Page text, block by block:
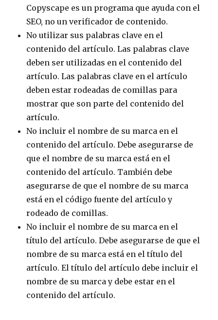
Copyscape es un programa que ayuda con el
SEO, no un verificador de contenido.
No utilizar sus palabras clave en el
contenido del artículo. Las palabras clave
deben ser utilizadas en el contenido del
artículo. Las palabras clave en el artículo
deben estar rodeadas de comillas para
mostrar que son parte del contenido del
artículo.
No incluir el nombre de su marca en el
contenido del artículo. Debe asegurarse de
que el nombre de su marca está en el
contenido del artículo. También debe
asegurarse de que el nombre de su marca
está en el código fuente del artículo y
rodeado de comillas.
No incluir el nombre de su marca en el
título del artículo. Debe asegurarse de que el
nombre de su marca está en el título del
artículo. El título del artículo debe incluir el
nombre de su marca y debe estar en el
contenido del artículo.